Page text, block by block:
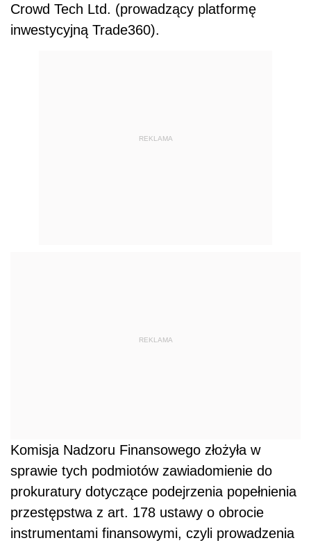
Crowd Tech Ltd. (prowadzący platformę
inwestycyjną Trade360).
REKLAMA
REKLAMA
Komisja Nadzoru Finansowego złożyła w
sprawie tych podmiotów zawiadomienie do
prokuratury dotyczące podejrzenia popełnienia
przestępstwa z art. 178 ustawy o obrocie
instrumentami finansowymi, czyli prowadzenia